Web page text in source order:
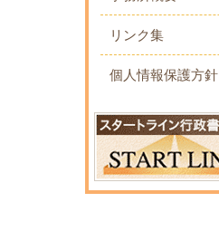
リンク集
個人情報保護方針